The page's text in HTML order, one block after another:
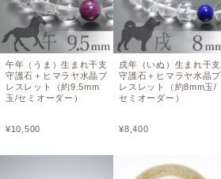
午年（うま）生まれ干支
守護石＋ヒマラヤ水晶ブ
レスレット（約9.5mm
玉/セミオーダー）
¥10,500
戌年（いぬ）生まれ干支
守護石＋ヒマラヤ水晶ブ
レスレット（約8mm玉/
セミオーダー）
¥8,400